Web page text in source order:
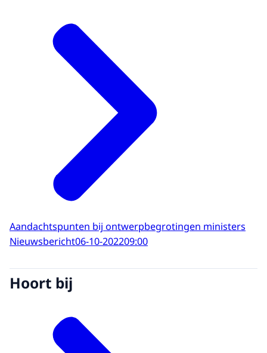
Aandachtspunten bij ontwerpbegrotingen ministers
Nieuwsbericht06-10-202209:00
Hoort bij